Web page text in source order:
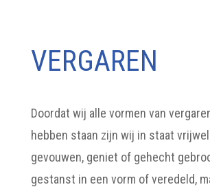
VERGAREN
Doordat wij alle vormen van
hebben staan zijn wij in staat
gevouwen, geniet of gehecht
gestanst in een vorm of veredeld,